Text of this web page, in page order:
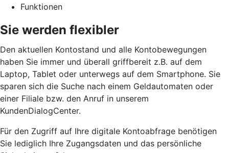
Funktionen
Sie werden flexibler
Den aktuellen Kontostand und alle Kontobewegungen
haben Sie immer und überall griffbereit z.B. auf dem
Laptop, Tablet oder unterwegs auf dem Smartphone. Sie
sparen sich die Suche nach einem Geldautomaten oder
einer Filiale bzw. den Anruf in unserem
KundenDialogCenter.
Für den Zugriff auf Ihre digitale Kontoabfrage benötigen
Sie lediglich Ihre Zugangsdaten und das persönliche